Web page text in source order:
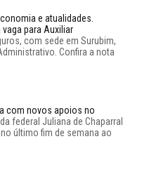
e atualidades.
para Auxiliar
com sede em Surubim,
Confira a nota
com novos apoios no
federal Juliana de Chaparral
último fim de semana ao